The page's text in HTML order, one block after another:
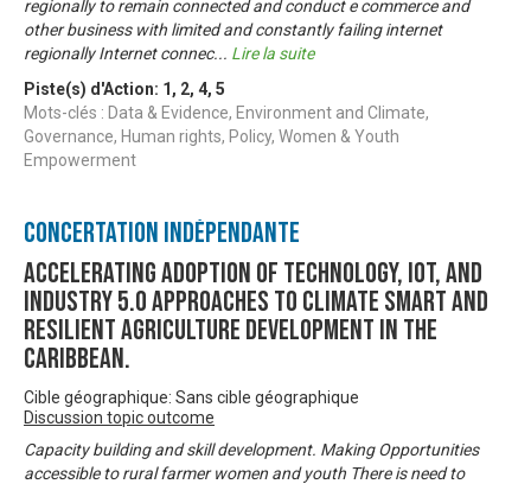
regionally to remain connected and conduct e commerce and
other business with limited and constantly failing internet
regionally Internet connec... Lire la suite
Piste(s) d'Action: 1 , 2, 4, 5
Mots-clés : Data & Evidence, Environment and Climate,
Governance, Human rights, Policy, Women & Youth
Empowerment
Concertation Indépendante
Accelerating Adoption of Technology, IOT, and
Industry 5.0 approaches to climate smart and
resilient agriculture development in the
Caribbean.
Cible géographique: Sans cible géographique
Discussion topic outcome
Capacity building and skill development. Making Opportunities
accessible to rural farmer women and youth There is need to